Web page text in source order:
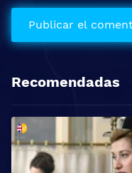
Recomendadas